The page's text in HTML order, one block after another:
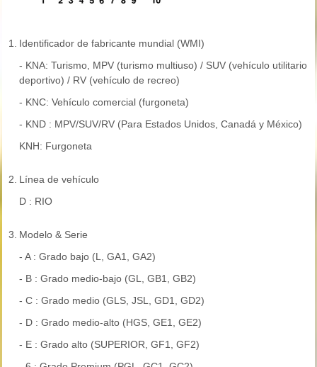
1.
Identificador de fabricante mundial (WMI)
- KNA: Turismo, MPV (turismo multiuso) / SUV (vehículo utilitario
deportivo) / RV (vehículo de recreo)
- KNC: Vehículo comercial (furgoneta)
- KND : MPV/SUV/RV (Para Estados Unidos, Canadá y México)
KNH: Furgoneta
2. Línea de vehículo
D : RIO
3. Modelo & Serie
- A : Grado bajo (L, GA1, GA2)
- B : Grado medio-bajo (GL, GB1, GB2)
- C : Grado medio (GLS, JSL, GD1, GD2)
- D : Grado medio-alto (HGS, GE1, GE2)
- E : Grado alto (SUPERIOR, GF1, GF2)